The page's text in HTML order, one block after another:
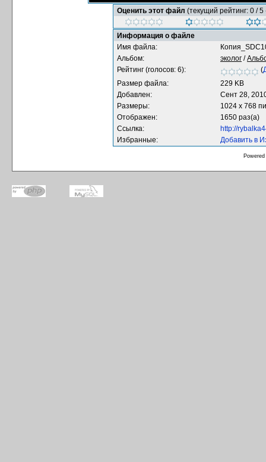
Оценить этот файл (текущий рейтинг: 0 / 5
Информация о файле
Имя файла:
Альбом:
эколог /
Рейтинг (голосов: 6):
(
Размер файла:
229 KB
Добавлен:
Сент 28,
Размеры:
1024 x 768
Отображен:
1650 раз(а)
Ссылка:
http://
Избранные:
Добавить в